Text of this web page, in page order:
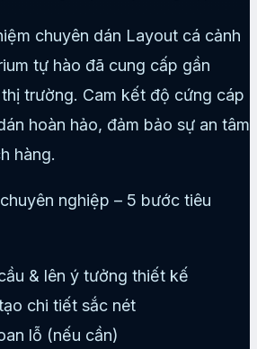
chuyên dán Layout cá cảnh
tự hào đã cung cấp gần
trường. Cam kết độ cứng cáp
hoàn hảo, đảm bảo sự an tâm
hàng.
nghiệp – 5 bước tiêu
& lên ý tưởng thiết kế
chi tiết sắc nét
lỗ (nếu cần)